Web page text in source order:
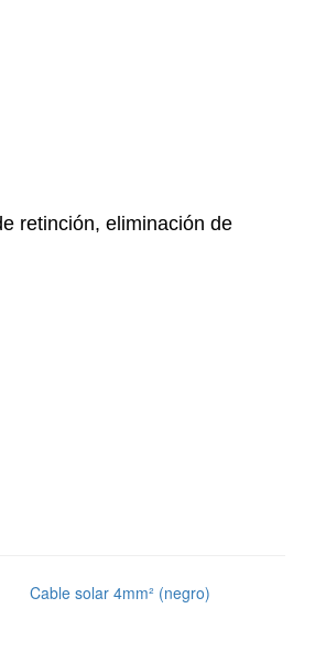
retinción, eliminación de
Cable solar 4mm² (negro)